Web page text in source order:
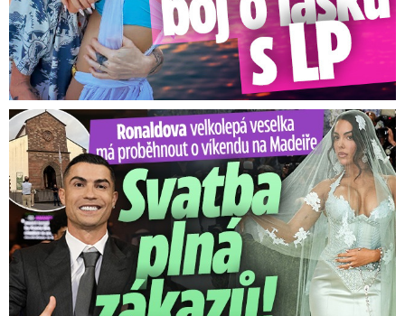
Ronaldova velkolepá veselka na Madeiře: Svatba plná zákazů!